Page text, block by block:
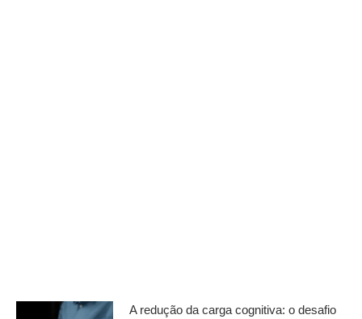
A redução da carga cognitiva: o desafio